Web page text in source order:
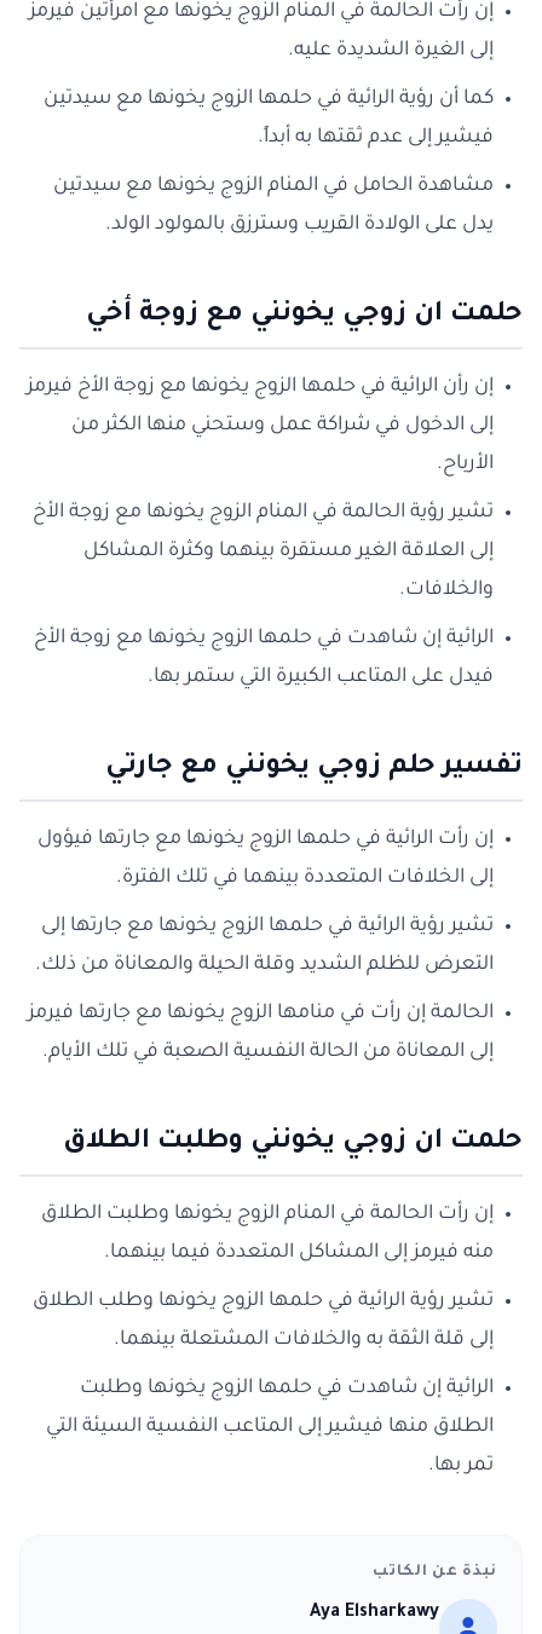
إن رأت الحالمة في المنام الزوج يخونها مع امرأتين فيرمز
إلى الغيرة الشديدة عليه.
كما أن رؤية الرائية في حلمها الزوج يخونها مع سيدتين
فيشير إلى عدم ثقتها به أبداً.
مشاهدة الحامل في المنام الزوج يخونها مع سيدتين
يدل على الولادة القريب وسترزق بالمولود الولد.
حلمت ان زوجي يخونني مع زوجة أخي
إن رأن الرائية في حلمها الزوج يخونها مع زوجة الأخ فيرمز
إلى الدخول في شراكة عمل وستحني منها الكثر من
الأرباح.
تشير رؤية الحالمة في المنام الزوج يخونها مع زوجة الأخ
إلى العلاقة الغير مستقرة بينهما وكثرة المشاكل
والخلافات.
الرائية إن شاهدت في حلمها الزوج يخونها مع زوجة الأخ
فيدل على المتاعب الكبيرة التي ستمر بها.
تفسير حلم زوجي يخونني مع جارتي
إن رأت الرائية في حلمها الزوج يخونها مع جارتها فيؤول
إلى الخلافات المتعددة بينهما في تلك الفترة.
تشير رؤية الرائية في حلمها الزوج يخونها مع جارتها إلى
التعرض للظلم الشديد وقلة الحيلة والمعاناة من ذلك.
الحالمة إن رأت في منامها الزوج يخونها مع جارتها فيرمز
إلى المعاناة من الحالة النفسية الصعبة في تلك الأيام.
حلمت ان زوجي يخونني وطلبت الطلاق
إن رأت الحالمة في المنام الزوج يخونها وطلبت الطلاق
منه فيرمز إلى المشاكل المتعددة فيما بينهما.
تشير رؤية الرائية في حلمها الزوج يخونها وطلب الطلاق
إلى قلة الثقة به والخلافات المشتعلة بينهما.
الرائية إن شاهدت في حلمها الزوج يخونها وطلبت
الطلاق منها فيشير إلى المتاعب النفسية السيئة التي
تمر بها.
نبذة عن الكاتب
Aya Elsharkawy